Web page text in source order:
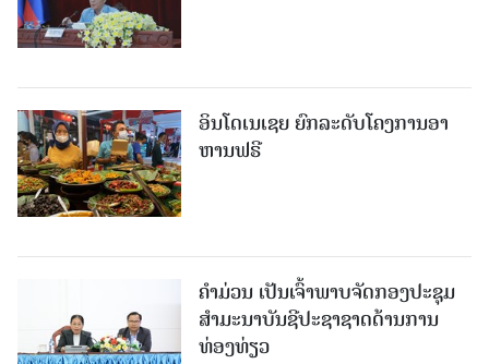
ອິນໂດເນເຊຍ ຍົກລະດັບໂຄງການອາ
ຫານຟຣີ
ຄໍາມ່ວນ ເປັນເຈົ້າພາບຈັດກອງປະຊຸມ
ສຳມະນາບັນຊີປະຊາຊາດດ້ານການ
ທ່ອງທ່ຽວ